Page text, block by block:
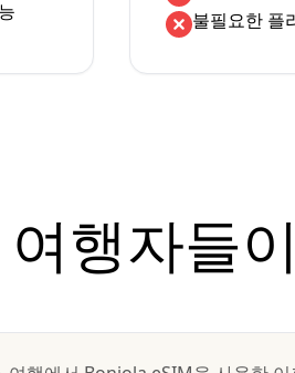
불필요한 플
행자들